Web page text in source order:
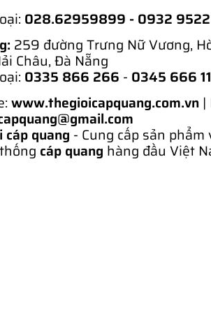
028.62959899 - 0932
259 đường Trưng Nữ Vương,
Châu, Đà Nẵng
0335 866 266 - 0345 666
www.thegioicapquang.com.vn |
cáp quang - Cung cấp sản
cáp quang hàng đầu Việt